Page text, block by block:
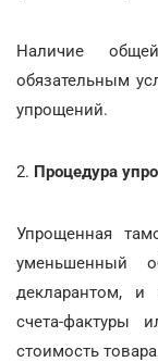
Наличие
обязательным
упрощений.
2. Процедура
Упрощенная
уменьшенный
декларантом, и
счета-фактуры
стоимость